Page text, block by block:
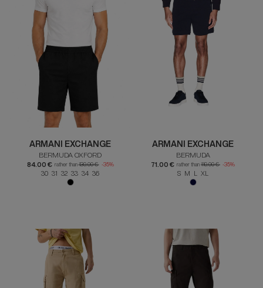
ARMANI EXCHANGE
BERMUDA OXFORD
84.00 € rather than130.00 € -35%
30 31 32 33 34 36
ARMANI EXCHANGE
BERMUDA
71.00 € rather than 110.00 € -35%
S M L XL